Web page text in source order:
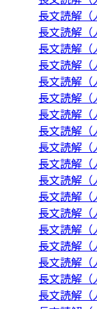
長文読解
長文読解
長文読解
長文読解
長文読解
長文読解
長文読解
長文読解
長文読解
長文読解
長文読解
長文読解
長文読解
長文読解
長文読解
長文読解
長文読解
長文読解